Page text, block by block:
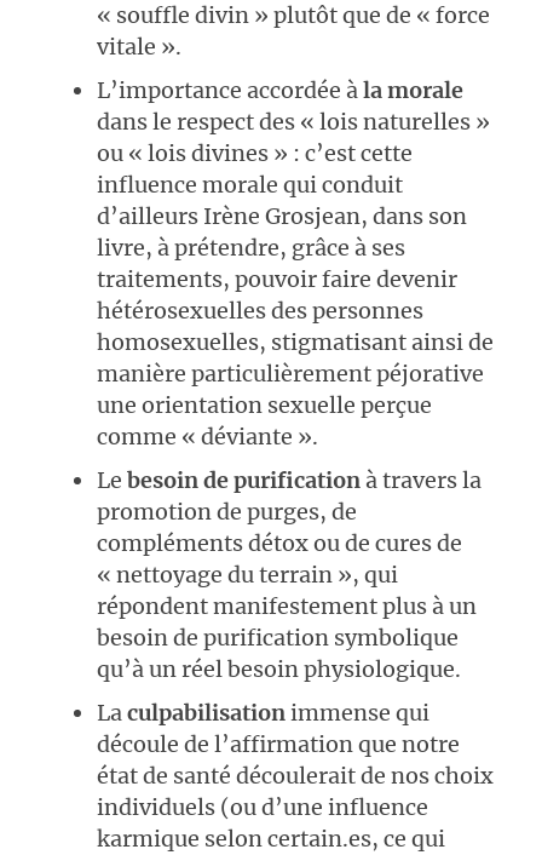
« souffle divin » plutôt que de « force
vitale ».
L’importance accordée àla morale
dans le respect des « lois naturelles »
ou « lois divines » : c’est cette
influence morale qui conduit
d’ailleurs Irène Grosjean, dans son
livre, à prétendre, grâce à ses
traitements, pouvoir faire devenir
hétérosexuelles des personnes
homosexuelles, stigmatisant ainsi de
manière particulièrement péjorative
une orientation sexuelle perçue
comme « déviante ».
Le besoin de purificationà travers la
promotion de purges, de
compléments détox ou de cures de
« nettoyage du terrain », qui
répondent manifestement plus à un
besoin de purification symbolique
qu’à un réel besoin physiologique.
Laculpabilisationimmense qui
découle de l’affirmation que notre
état de santé découlerait de nos choix
individuels (ou d’une influence
karmique selon certain.es, ce qui